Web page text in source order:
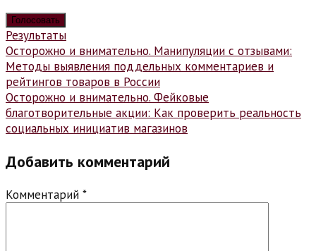
Результаты
Навигация
по
записям
Осторожно и внимательно. Манипуляции с отзывами:
Методы выявления поддельных комментариев и
рейтингов товаров в России
Осторожно и внимательно. Фейковые
благотворительные акции: Как проверить реальность
социальных инициатив магазинов
Добавить комментарий
Комментарий *